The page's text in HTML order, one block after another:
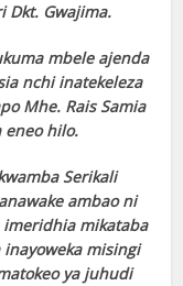
Dkt. Gwajima.
mbele ajenda
nchi inatekeleza
Mhe. Rais Samia
eneo hilo.
Serikali
ambao ni
imeridhia mikataba
misingi
ya juhudi